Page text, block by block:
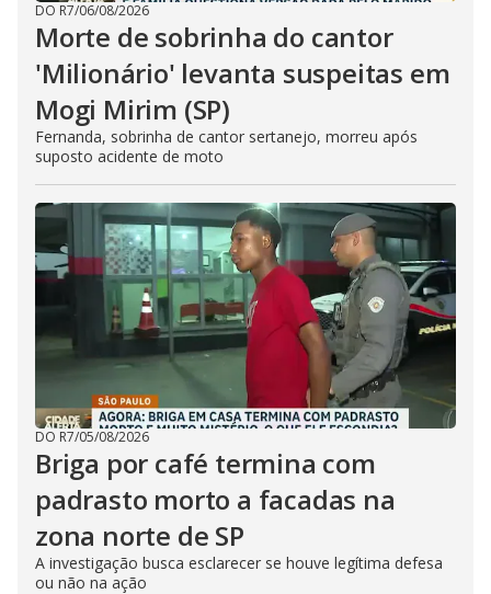
DO R7/06/08/2026
Morte de sobrinha do cantor
'Milionário' levanta suspeitas em
Mogi Mirim (SP)
Fernanda, sobrinha de cantor sertanejo, morreu após
suposto acidente de moto
DO R7/05/08/2026
Briga por café termina com
padrasto morto a facadas na
zona norte de SP
A investigação busca esclarecer se houve legítima defesa
ou não na ação